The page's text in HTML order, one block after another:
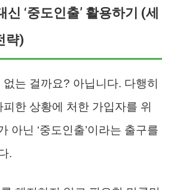
‘중도인출’ 활용하기 (세
략)
없는 걸까요? 아닙니다. 다행히
피한 상황에 처한 가입자를 위
아닌 ‘중도인출’이라는 출구를
.